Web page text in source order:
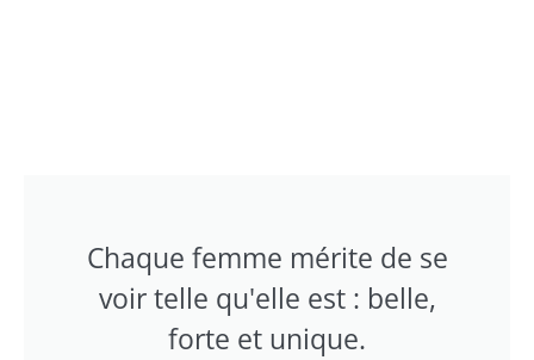
Chaque femme mérite de se
voir telle qu'elle est : belle,
forte et unique.